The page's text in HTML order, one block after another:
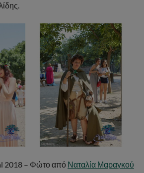
2018 – Φώτο από Ναταλία Μαραγκού